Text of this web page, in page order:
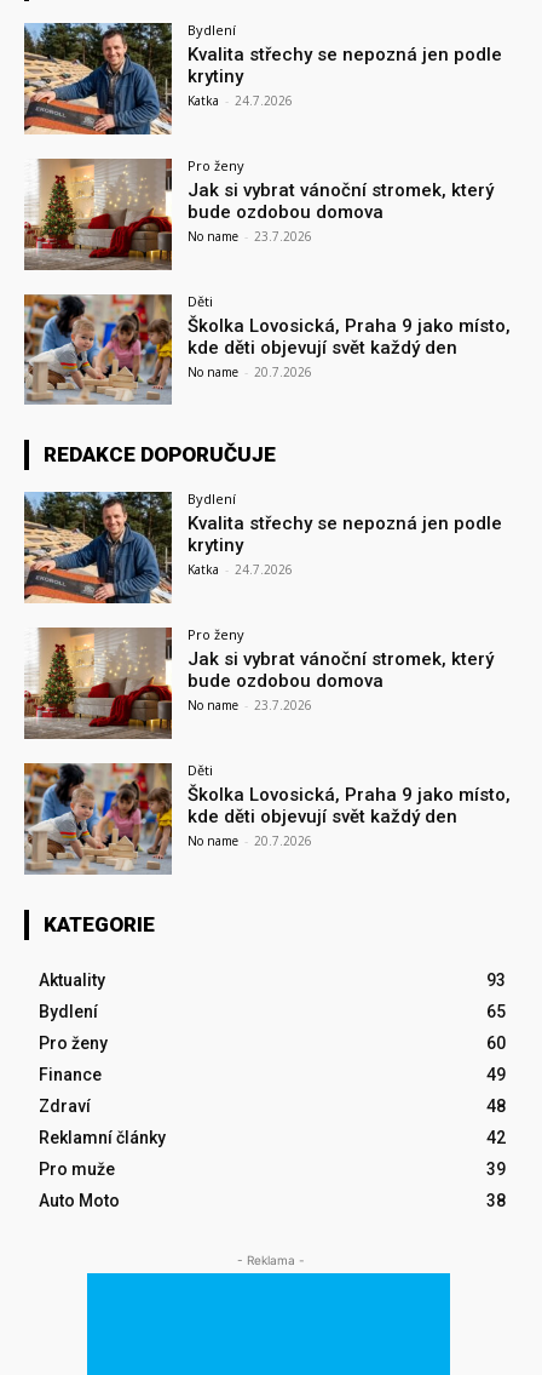
Bydlení
Kvalita střechy se nepozná jen podle
krytiny
Katka - 24.7.2026
Pro ženy
Jak si vybrat vánoční stromek, který
bude ozdobou domova
No name - 23.7.2026
Děti
Školka Lovosická, Praha 9 jako místo,
kde děti objevují svět každý den
No name - 20.7.2026
REDAKCE DOPORUČUJE
Bydlení
Kvalita střechy se nepozná jen podle
krytiny
Katka - 24.7.2026
Pro ženy
Jak si vybrat vánoční stromek, který
bude ozdobou domova
No name - 23.7.2026
Děti
Školka Lovosická, Praha 9 jako místo,
kde děti objevují svět každý den
No name - 20.7.2026
KATEGORIE
Aktuality
93
Bydlení
65
Pro ženy
60
Finance
49
Zdraví
48
Reklamní články
42
Pro muže
39
Auto Moto
38
- Reklama -